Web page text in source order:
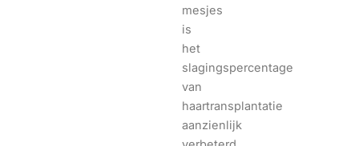
mesjes
is
het
slagingspercentage
van
haartransplantatie
aanzienlijk